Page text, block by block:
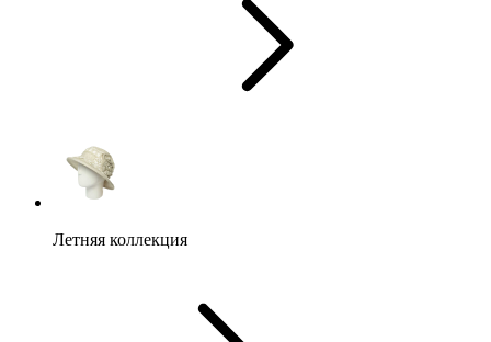
Летняя коллекция